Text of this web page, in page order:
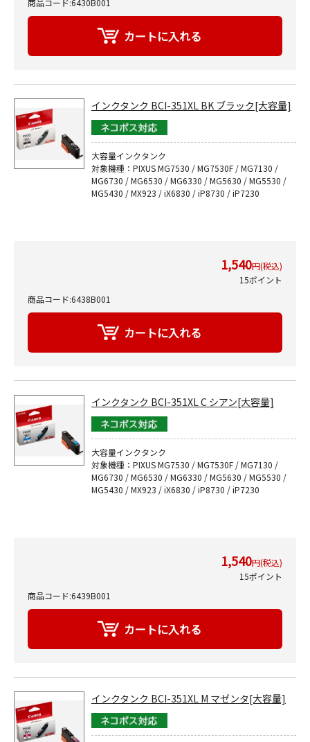
商品コード:6430B001
インクタンク BCI-351XL BK ブラック[大容量]
大容量インクタンク
対象機種：PIXUS MG7530 / MG7530F / MG7130 /
MG6730 / MG6530 / MG6330 / MG5630 / MG5530 /
MG5430 / MX923 / iX6830 / iP8730 / iP7230
1,540円(税込)
15ポイント
商品コード:6438B001
インクタンク BCI-351XL C シアン[大容量]
大容量インクタンク
対象機種：PIXUS MG7530 / MG7530F / MG7130 /
MG6730 / MG6530 / MG6330 / MG5630 / MG5530 /
MG5430 / MX923 / iX6830 / iP8730 / iP7230
1,540円(税込)
15ポイント
商品コード:6439B001
インクタンク BCI-351XL M マゼンタ[大容量]